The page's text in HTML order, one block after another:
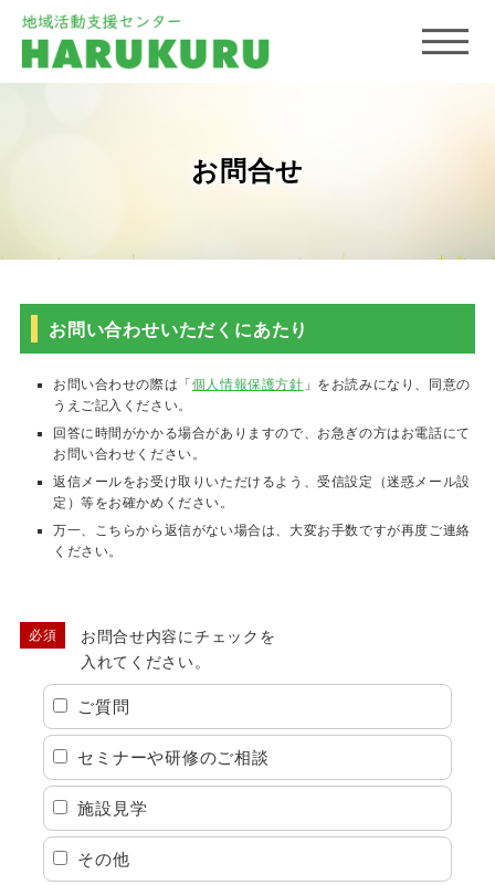
お問合せ
お問い合わせいただくにあたり
お問い合わせの際は「 個人情報保護方針 」をお読みになり、同意の
うえご記入ください。
回答に時間がかかる場合がありますので、お急ぎの方はお電話にて
お問い合わせください。
返信メールをお受け取りいただけるよう、受信設定（迷惑メール設
定）等をお確かめください。
万一、こちらから返信がない場合は、大変お手数ですが再度ご連絡
ください。
お問合せ内容にチェックを
入れてください。
ご質問
セミナーや研修のご相談
施設見学
その他